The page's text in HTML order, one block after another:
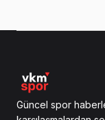
Güncel spor